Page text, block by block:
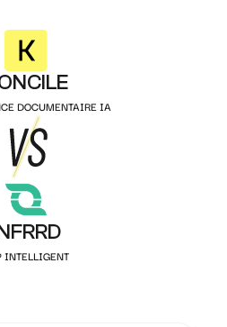
DOCUMENTAIRE IA
INTELLIGENT